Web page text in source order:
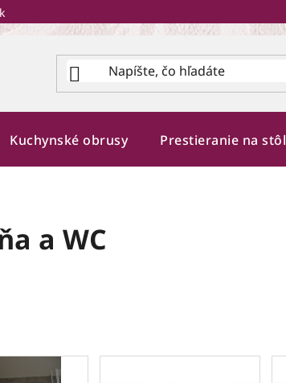
Kuchynské obrusy Prestieranie na stôl
a WC